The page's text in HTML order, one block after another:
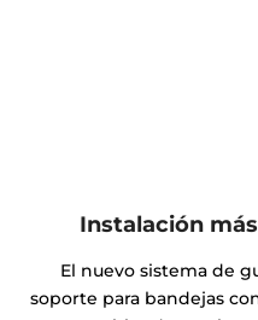
Instalación
El nuevo sistema de
soporte para bandejas